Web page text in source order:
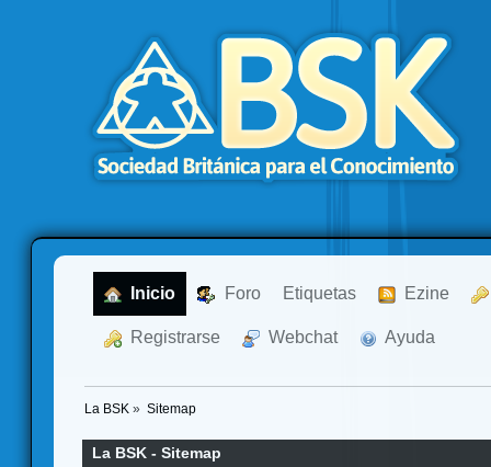
Inicio Foro Etiquetas Ezine
Registrarse Webchat Ayuda
La BSK » Sitemap
La BSK - Sitemap